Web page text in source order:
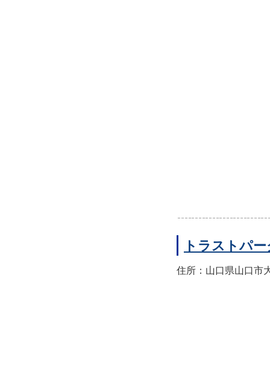
トラストパ
住所：山口県山口市